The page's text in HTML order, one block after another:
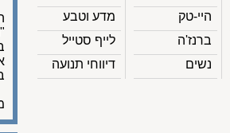
היי-טק
ברנז'ה
נשים
מדע וטבע
לייף סטייל
דיווחי תנועה